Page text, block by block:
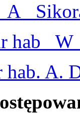
A_
hab_
hab. A.